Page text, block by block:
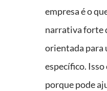
empresa é o
narrativa forte
orientada para
específico.
porque pode